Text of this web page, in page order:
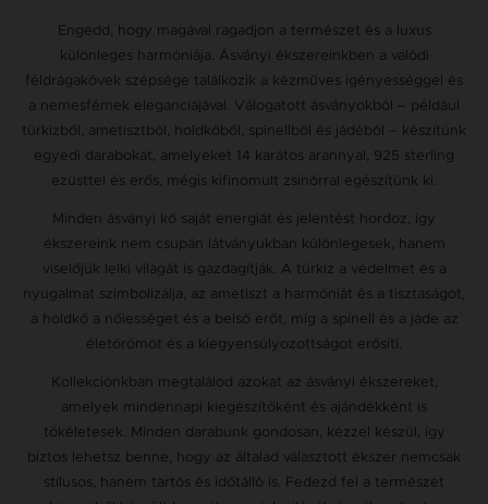
Engedd, hogy magával ragadjon a természet és a luxus
különleges harmóniája. Ásványi ékszereinkben a valódi
féldrágakövek szépsége találkozik a kézműves igényességgel és
a nemesfémek eleganciájával. Válogatott ásványokból – például
türkizből, ametisztből, holdkőből, spinellből és jádéból – készítünk
egyedi darabokat, amelyeket 14 karátos arannyal, 925 sterling
ezüsttel és erős, mégis kifinomult zsinórral egészítünk ki.
Minden ásványi kő saját energiát és jelentést hordoz, így
ékszereink nem csupán látványukban különlegesek, hanem
viselőjük lelki világát is gazdagítják. A türkiz a védelmet és a
nyugalmat szimbolizálja, az ametiszt a harmóniát és a tisztaságot,
a holdkő a nőiességet és a belső erőt, míg a spinell és a jáde az
életörömöt és a kiegyensúlyozottságot erősíti.
Kollekciónkban megtalálod azokat az ásványi ékszereket,
amelyek mindennapi kiegészítőként és ajándékként is
tökéletesek. Minden darabunk gondosan, kézzel készül, így
biztos lehetsz benne, hogy az általad választott ékszer nemcsak
stílusos, hanem tartós és időtálló is. Fedezd fel a természet